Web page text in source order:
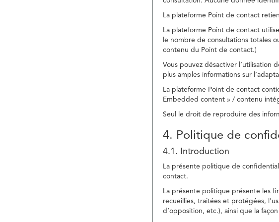
La plateforme Point de contact
La plateforme Point de contact
le nombre de consultations totales
contenu du Point de contact.)
Vous pouvez désactiver l’utilisation
plus amples informations sur
La plateforme Point de contact
Embedded content » / contenu
Seul le droit de reproduire des
4. Politique de
4.1. Introduction
La présente politique de
contact.
La présente politique présente les
recueillies, traitées et protégées,
d’opposition, etc.), ainsi que la